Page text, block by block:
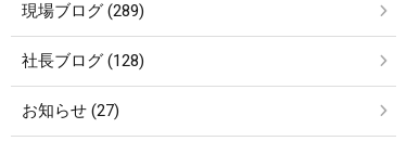
現場ブログ (289)
社長ブログ (128)
お知らせ (27)